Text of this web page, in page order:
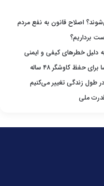
اصلاح قانون به نفع مردم
برداریم؟
طول زندگی تغییر می‌کنیم
ملی